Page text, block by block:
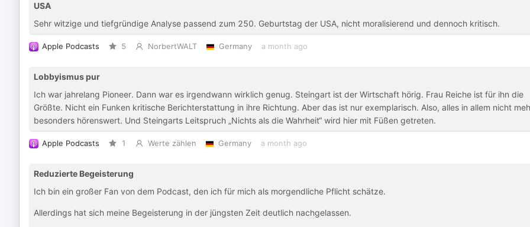
USA
Sehr witzige und tiefgründige Analyse passend zum 250. Geburtstag der USA, nicht moralisierend und dennoch kritisch.
Apple Podcasts 5 NorbertWALT Germany a month ago
Lobbyismus pur
Ich war jahrelang Pioneer. Dann war es irgendwann wirklich genug. Steingart ist der Wirtschaft hörig. Frau Reiche ist für ihn die
Größte. Nicht ein Funken kritische Berichterstattung in ihre Richtung. Aber das ist nur exemplarisch. Also, alles in allem nicht
besonders hörenswert. Und Steingarts Leitspruch „Nichts als die Wahrheit“ wird hier mit Füßen getreten.
Apple Podcasts 1 Werte zählen Germany a month ago
Reduzierte Begeisterung
Ich bin ein großer Fan von dem Podcast, den ich für mich als morgendliche Pflicht schätze.
Allerdings hat sich meine Begeisterung in der jüngsten Zeit deutlich nachgelassen.